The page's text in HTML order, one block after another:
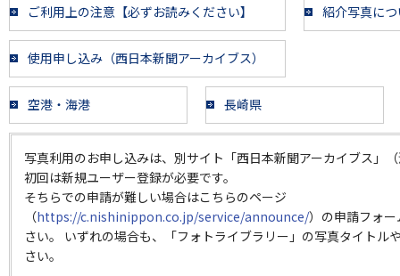
ご利用上の注意【必ずお読みください】 紹介写真に
使用申し込み（西日本新聞アーカイブス）
空港・海港 長崎県
写真利用のお申し込みは、別サイト「西日本新聞アーカイブス」
初回は新規ユーザー登録が必要です。
そちらでの申請が難しい場合はこちらのページ
（https://c.nishinippon.co.jp/service/announce/）の申請フォ
さい。 いずれの場合も、「フォトライブラリー」の写真タイトル
さい。